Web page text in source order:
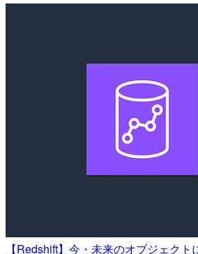
【Redshift】今・未来のオブジェク